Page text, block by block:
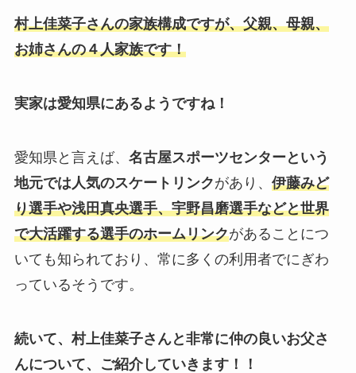
村上佳菜子さんの家族構成ですが、父親、母親、
お姉さんの４人家族です！
実家は愛知県にあるようですね！
愛知県と言えば、 名古屋スポーツセンターという
地元では人気のスケートリンクがあり、 伊藤みど
り選手や浅田真央選手、宇野昌磨選手などと世界
で大活躍する選手のホームリンクがあることにつ
いても知られており、常に多くの利用者でにぎわ
っているそうです。
続いて、村上佳菜子さんと非常に仲の良いお父さ
んについて、ご紹介していきます！！